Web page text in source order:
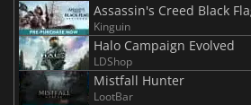
Assassin's Creed Black
Kinguin
Halo Campaign Evolved
LDShop
Mistfall Hunter
LootBar